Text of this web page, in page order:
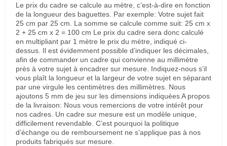
Le prix du cadre se calcule au mètre, c’est-à-dire en fonction
de la longueur des baguettes. Par exemple: Votre sujet fait
25 cm par 25 cm. La somme se calcule comme suit: 25 cm x
2 + 25 cm x 2 = 100 cm Le prix du cadre sera donc calculé
en multipliant par 1 mètre le prix du mètre, indiqué ci-
dessus. Il est évidemment possible d’indiquer les décimales,
afin de commander un cadre qui convienne au millimètre
près à votre sujet à encadrer sur mesure. Indiquez-nous s’il
vous plaît la longueur et la largeur de votre sujet en séparant
par une virgule les centimètres des millimètres. Nous
ajoutons 5 mm de jeu sur les dimensions indiquées A propos
de la livraison: Nous vous remercions de votre intérêt pour
nos cadres. Un cadre sur mesure est un modèle unique,
difficilement revendable. C’est pourquoi la politique
d’échange ou de remboursement ne s’applique pas à nos
produits fabriqués sur mesure.